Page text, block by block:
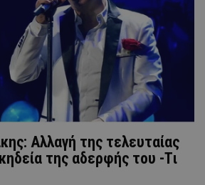
Αλλαγή της τελευταίας
της αδερφής του -Tι